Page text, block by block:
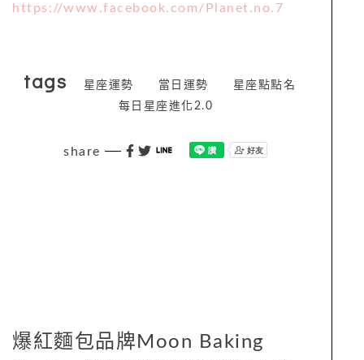
https://www.facebook.com/Planet.no.7
tags 星座運勢 當日運勢
星座點點名
每日星座進化2.0
share
爆紅麵包品牌Moon Baking